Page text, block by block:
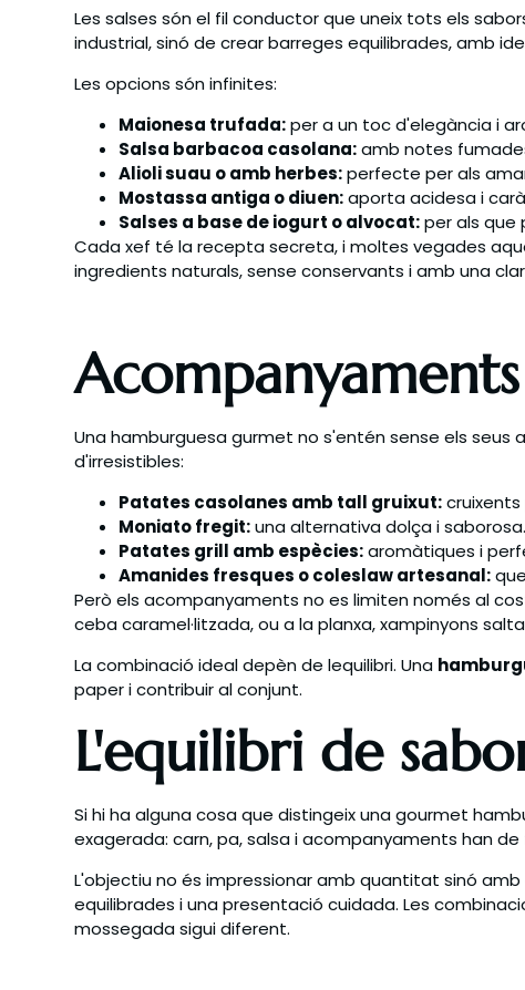
Les salses són el fil conductor que uneix tots els
industrial, sinó de crear barreges equilibrades, amb
Les opcions són infinites:
Maionesa trufada:per a un toc d'elegància i
Salsa barbacoa casolana:amb notes
Alioli suau o amb herbes:perfecte per als
Mostassa antiga o diuen:aporta acidesa i
Salses a base de iogurt o alvocat:per als que
Cada xef té la recepta secreta, i moltes vegades
ingredients naturals, sense conservants i amb una
Una hamburguesa gurmet no s'entén sense els
d'irresistibles:
Patates casolanes amb tall gruixut:
Moniato fregit:una alternativa dolça i saborosa.
Patates grill amb espècies:aromàtiques i
Amanides fresques o coleslaw artesanal:
Però els acompanyaments no es limiten només al
ceba caramel·litzada, ou a la planxa, xampinyons
La combinació ideal depèn de lequilibri. Una
paper i contribuir al conjunt.
L'equilibri de
Si hi ha alguna cosa que distingeix una gourmet
exagerada: carn, pa, salsa i acompanyaments han
L'objectiu no és impressionar amb quantitat sinó
equilibrades i una presentació cuidada. Les
mossegada sigui diferent.